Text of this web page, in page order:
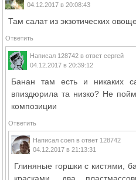
04.12.2017 в 20:08:43
Там салат из экзотических
Ответить
Написал 128742 в ответ сергей
04.12.2017 в 20:39:12
Банан там есть и никаких
впиздюрила та низко? Не
композиции
Ответить
Написал coen в ответ 128742
04.12.2017 в 21:13:31
Глиняные горшки с кистями,